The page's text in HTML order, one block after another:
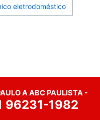
eletrodoméstico
A ABC PAULISTA -
96231-1982